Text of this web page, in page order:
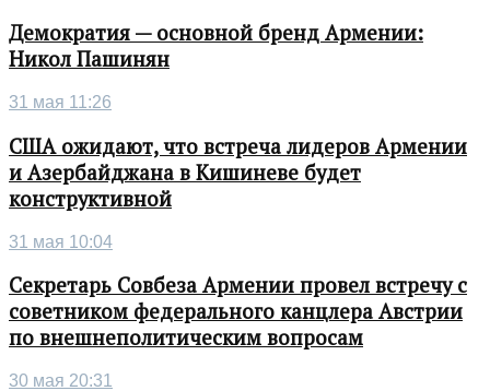
Демократия — основной бренд Армении:
Никол Пашинян
31 мая 11:26
США ожидают, что встреча лидеров Армении
и Азербайджана в Кишиневе будет
конструктивной
31 мая 10:04
Секретарь Совбеза Армении провел встречу с
советником федерального канцлера Австрии
по внешнеполитическим вопросам
30 мая 20:31